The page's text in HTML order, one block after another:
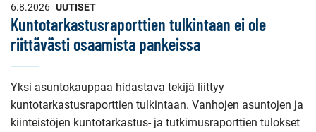
6.8.2026 UUTISET
Kuntotarkastusraporttien tulkintaan ei ole
riittävästi osaamista pankeissa
Yksi asuntokauppaa hidastava tekijä liittyy
kuntotarkastusraporttien tulkintaan. Vanhojen asuntojen ja
kiinteistöjen kuntotarkastus- ja tutkimusraporttien tulokset